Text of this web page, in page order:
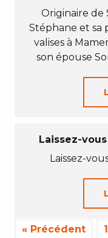
Originaire de
Stéphane et sa
valises à
son épouse
Laissez-
Laissez-
« Précédent 1